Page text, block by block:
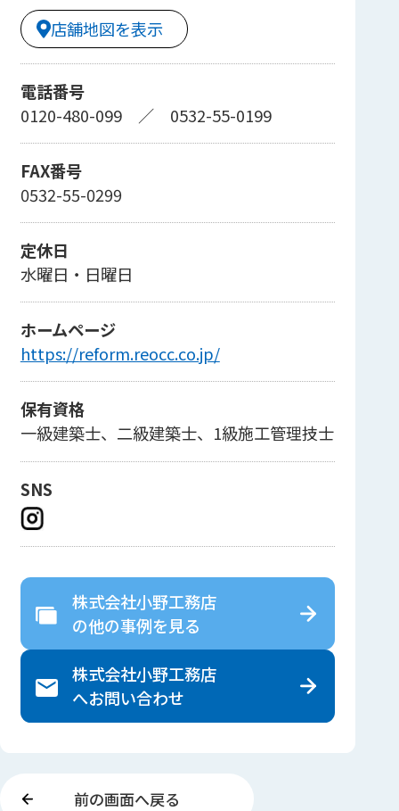
店舗地図を表示
電話番号
0120-480-099／ 0532-55-0199
FAX番号
0532-55-0299
定休日
水曜日・日曜日
ホームページ
https://reform.reocc.co.jp/
保有資格
一級建築士、二級建築士、1級施工管理技士
SNS
株式会社小野工務店
の他の事例を見る
株式会社小野工務店
へお問い合わせ
前の画面へ戻る